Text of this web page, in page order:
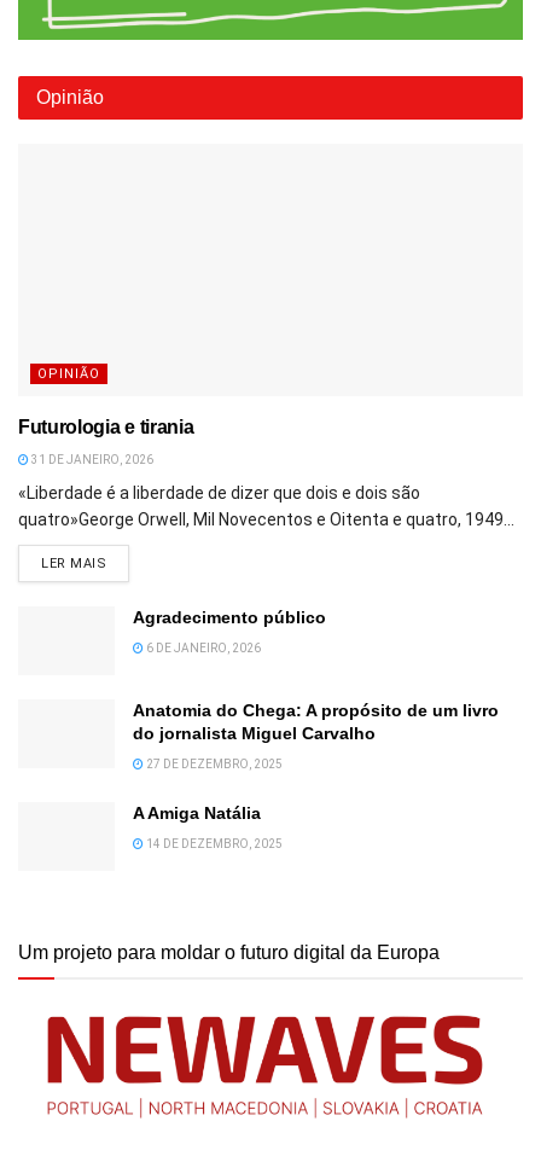
Opinião
OPINIÃO
Futurologia e tirania
31 DE JANEIRO, 2026
«Liberdade é a liberdade de dizer que dois e dois são
quatro»George Orwell, Mil Novecentos e Oitenta e quatro, 1949...
LER MAIS
Agradecimento público
6 DE JANEIRO, 2026
Anatomia do Chega: A propósito de um livro
do jornalista Miguel Carvalho
27 DE DEZEMBRO, 2025
A Amiga Natália
14 DE DEZEMBRO, 2025
Um projeto para moldar o futuro digital da Europa